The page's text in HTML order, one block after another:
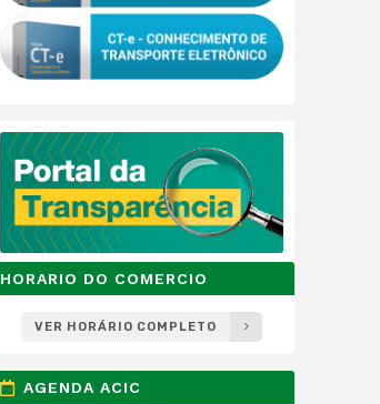
HORARIO DO COMERCIO
VER HORÁRIO COMPLETO
AGENDA ACIC